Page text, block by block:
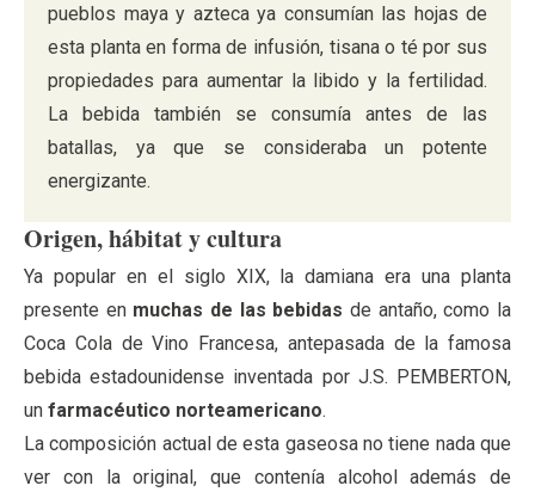
pueblos maya y azteca ya consumían las hojas de
esta planta en forma de infusión, tisana o té por sus
propiedades para aumentar la libido y la fertilidad.
La bebida también se consumía antes de las
batallas, ya que se consideraba un potente
energizante.
Origen, hábitat y cultura
Ya popular en el siglo XIX, la damiana era una planta
presente en muchas de las bebidas de antaño, como la
Coca Cola de Vino Francesa, antepasada de la famosa
bebida estadounidense inventada por J.S. PEMBERTON,
un farmacéutico norteamericano.
La composición actual de esta gaseosa no tiene nada que
ver con la original, que contenía alcohol además de